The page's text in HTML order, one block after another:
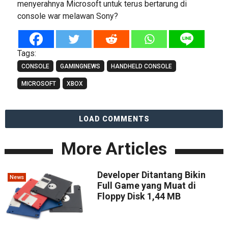
menyerahnya Microsoft untuk terus bertarung di
console war melawan Sony?
Tags:
CONSOLE GAMINGNEWS HANDHELD CONSOLE
MICROSOFT XBOX
LOAD COMMENTS
More Articles
News
Developer Ditantang Bikin
Full Game yang Muat di
Floppy Disk 1,44 MB